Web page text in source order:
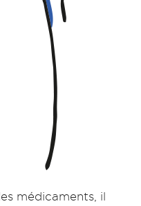
médicaments, il